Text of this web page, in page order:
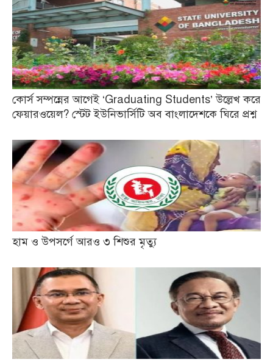
কোর্স সম্পন্নের আগেই ‘Graduating Students’ উল্লেখ করে
ফেয়ারওয়েল? স্টেট ইউনিভার্সিটি অব বাংলাদেশকে ঘিরে প্রশ্ন
হাম ও উপসর্গে আরও ৩ শিশুর মৃত্যু